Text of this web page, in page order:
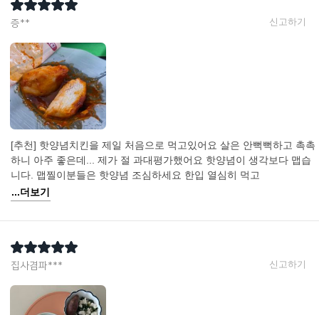
신고하기
증**
[추천] 핫양념치킨을 제일 처음으로 먹고있어요 살은 안뻑뻑하고 촉촉
하니 아주 좋은데... 제가 절 과대평가했어요 핫양념이 생각보다 맵습
니다. 맵찔이분들은 핫양념 조심하세요 한입 열심히 먹고
...더보기
신고하기
집사겸파***